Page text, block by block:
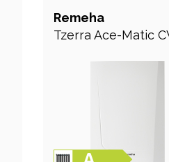
Remeha
Tzerra Ace-Matic